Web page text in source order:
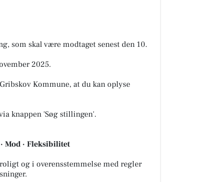
som skal være modtaget senest den 10.
2025.
Kommune, at du kan oplyse
knappen 'Søg stillingen'.
Mod · Fleksibilitet
og i overensstemmelse med regler